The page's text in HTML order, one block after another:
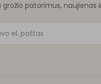
grožio patarimus, naujienas